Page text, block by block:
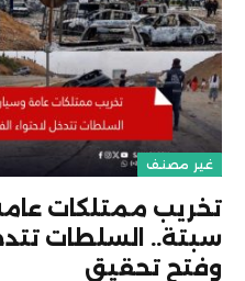
غير مصنف
تخريب ممتلكات
سبتة.. السلطات
وفتح تحقيق